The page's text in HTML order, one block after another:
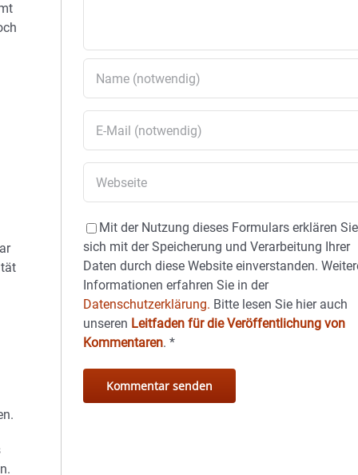
Mit der Nutzung dieses Formulars erklären Sie
sich mit der Speicherung und Verarbeitung Ihrer
Daten durch diese Website einverstanden.
Informationen erfahren Sie in der
Datenschutzerklärung. Bitte lesen Sie hier auch
unseren Leitfaden für die Veröffentlichung von
Kommentaren.*